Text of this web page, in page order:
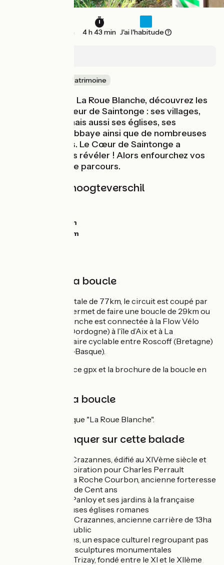
71 km 4 h 43 min J'ai l'habitude
Nature & petit patrimoine
Par la boucle de La Roue Blanche, découvrez les
richesses du Cœur de Saintonge : ses villages,
ses paysages mais aussi ses églises, ses
châteaux, son Abbaye ainsi que de nombreuses
autres surprises. Le Cœur de Saintonge a
tellement à vous révéler ! Alors enfourchez vos
vélos et suivez le parcours.
Hellingen en hoogteverschil
0m
0m
Parcours de la boucle
D'une longueur totale de 77km, le circuit est coupé par
une variante qui permet de faire une boucle de 29km ou
55km. La Roue Blanche est connectée à la Flow Vélo
reliant Thiviers (Dordogne) à l’île d’Aix et à La
Vélodyssée, itinéraire cyclable entre Roscoff (Bretagne)
et Hendaye (Pays-Basque).
Téléchargez la trace gpx et la brochure de la boucle en
Balisage de la boucle
Suivez la signalétique "La Roue Blanche".
À ne pas manquer sur cette balade
Château de Crazannes, édifié au XIVème siècle et
source d’inspiration pour Charles Perrault
Château de la Roche Courbon, ancienne forteresse
de la Guerre de Cent ans
Château de Panloy et ses jardins à la française
De nombreuses églises romanes
La Pierre de Crazannes, ancienne carrière de 13ha
ouverte au public
Les Lapidiales, un espace culturel regroupant pas
moins de 60 sculptures monumentales
L’Abbaye de Trizay, fondé entre le XI et le XIIème